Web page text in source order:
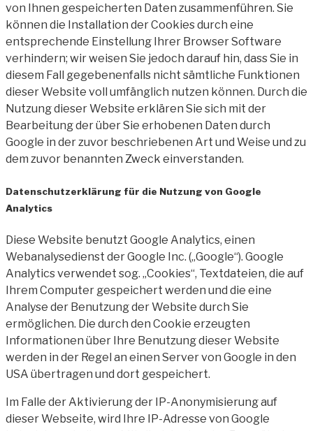
von Ihnen gespeicherten Daten zusammenführen. Sie
können die Installation der Cookies durch eine
entsprechende Einstellung Ihrer Browser Software
verhindern; wir weisen Sie jedoch darauf hin, dass Sie in
diesem Fall gegebenenfalls nicht sämtliche Funktionen
dieser Website voll umfänglich nutzen können. Durch die
Nutzung dieser Website erklären Sie sich mit der
Bearbeitung der über Sie erhobenen Daten durch
Google in der zuvor beschriebenen Art und Weise und zu
dem zuvor benannten Zweck einverstanden.
Datenschutzerklärung für die Nutzung von Google
Analytics
Diese Website benutzt Google Analytics, einen
Webanalysedienst der Google Inc. („Google“). Google
Analytics verwendet sog. „Cookies“, Textdateien, die auf
Ihrem Computer gespeichert werden und die eine
Analyse der Benutzung der Website durch Sie
ermöglichen. Die durch den Cookie erzeugten
Informationen über Ihre Benutzung dieser Website
werden in der Regel an einen Server von Google in den
USA übertragen und dort gespeichert.
Im Falle der Aktivierung der IP-Anonymisierung auf
dieser Webseite, wird Ihre IP-Adresse von Google